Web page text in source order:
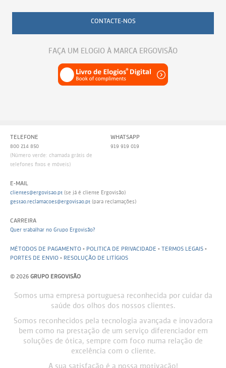
CONTACTE-NOS
FAÇA UM ELOGIO À MARCA ERGOVISÃO
TELEFONE
800 214 850
(Número verde: chamada grátis de
telefones fixos e móveis)
WHATSAPP
919 919 019
E-MAIL
clientes@ergovisao.pt (se já é cliente Ergovisão)
gestao.reclamacoes@ergovisao.pt (para reclamações)
CARREIRA
Quer trabalhar no Grupo Ergovisão?
MÉTODOS DE PAGAMENTO - POLITICA DE PRIVACIDADE - TERMOS LEGAIS -
PORTES DE ENVIO - RESOLUÇÃO DE LITÍGIOS
© 2026 GRUPO ERGOVISÃO
Somos uma empresa portuguesa reconhecida por cuidar da
saúde dos olhos dos nossos clientes.
Somos reconhecidos pela tecnologia avançada e inovadora
bem como na prestação de um serviço diferenciador em
soluções de ótica, sempre com foco numa relação de
excelência com o cliente.
A sua satisfação é a nossa motivação!